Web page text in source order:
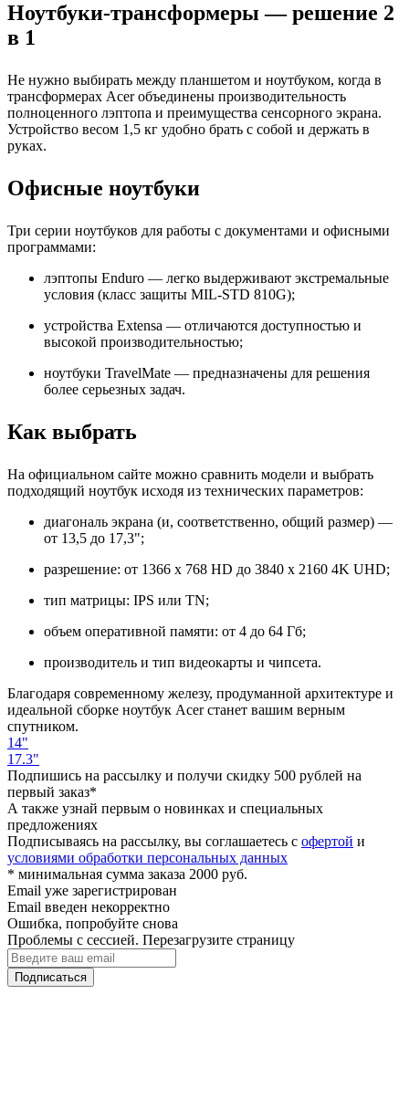
Ноутбуки-трансформеры — решение 2
в 1
Не нужно выбирать между планшетом и ноутбуком, когда в
трансформерах Acer объединены производительность
полноценного лэптопа и преимущества сенсорного экрана.
Устройство весом 1,5 кг удобно брать с собой и держать в
руках.
Офисные ноутбуки
Три серии ноутбуков для работы с документами и офисными
программами:
лэптопы Enduro — легко выдерживают экстремальные
условия (класс защиты MIL-STD 810G);
устройства Extensa — отличаются доступностью и
высокой производительностью;
ноутбуки TravelMate — предназначены для решения
более серьезных задач.
Как выбрать
На официальном сайте можно сравнить модели и выбрать
подходящий ноутбук исходя из технических параметров:
диагональ экрана (и, соответственно, общий размер) —
от 13,5 до 17,3";
разрешение: от 1366 x 768 HD до 3840 x 2160 4K UHD;
тип матрицы: IPS или TN;
объем оперативной памяти: от 4 до 64 Гб;
производитель и тип видеокарты и чипсета.
Благодаря современному железу, продуманной архитектуре и
идеальной сборке ноутбук Acer станет вашим верным
спутником.
14"
17.3"
Подпишись на рассылку и получи скидку 500 рублей на
первый заказ*
А также узнай первым о новинках и специальных
предложениях
Подписываясь на рассылку, вы соглашаетесь с офертой и
условиями обработки персональных данных
* минимальная сумма заказа 2000 руб.
Email уже зарегистрирован
Email введен некорректно
Ошибка, попробуйте снова
Проблемы с сессией. Перезагрузите страницу
Подписаться